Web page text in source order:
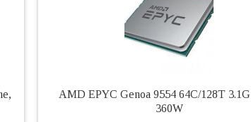
AMD EPYC Genoa 9554 64C/128T
360W